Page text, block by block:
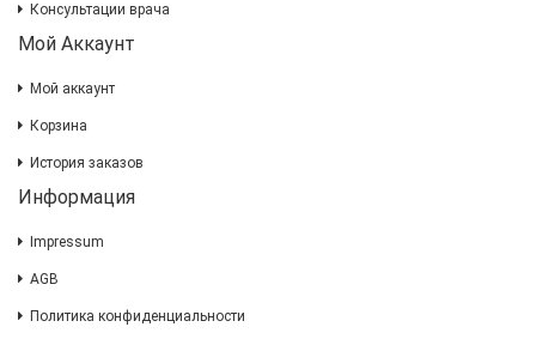
Консультации врача
Мой Аккаунт
Мой аккаунт
Корзина
История заказов
Информация
Impressum
AGB
Политика конфиденциальности